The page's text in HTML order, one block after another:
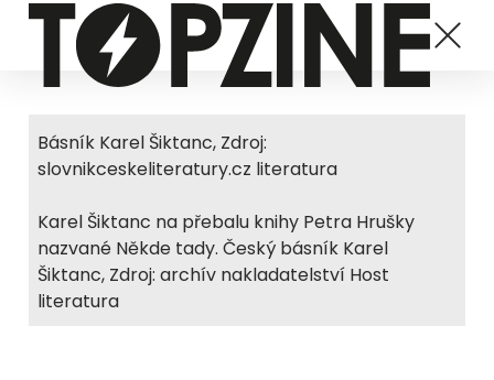
Básník Karel Šiktanc, Zdroj:
slovnikceskeliteratury.cz literatura
Karel Šiktanc na přebalu knihy Petra Hrušky
nazvané Někde tady. Český básník Karel
Šiktanc, Zdroj: archív nakladatelství Host
literatura